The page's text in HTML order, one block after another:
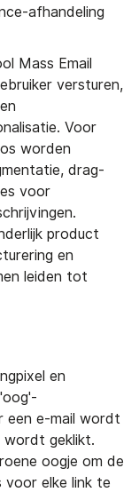
afhandeling
Mass Email
versturen,
Voor
worden
drag-
voor
product
en
leiden tot
en
een e-mail wordt
wordt geklikt.
oogje om de
voor elke link te